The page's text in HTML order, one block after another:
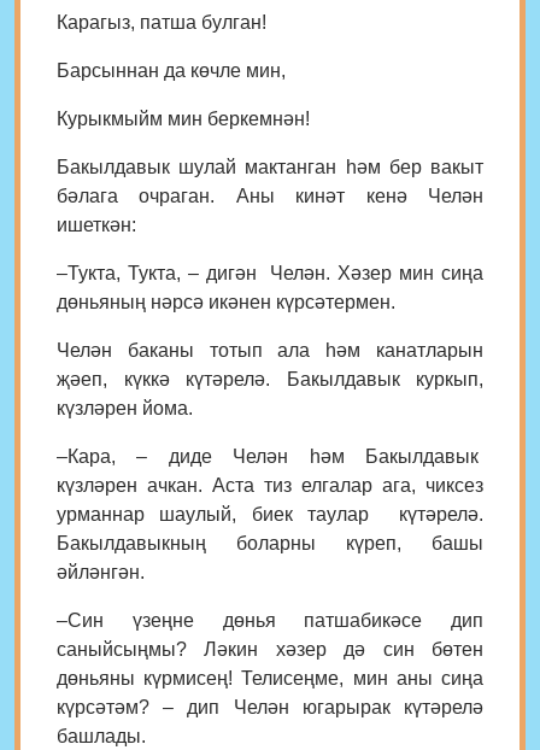
Карагыз, патша булган!
Барсыннан да көчле мин,
Курыкмыйм мин беркемнән!
Бакылдавык шулай мактанган һәм бер вакыт
бәлага очраган. Аны кинәт кенә Челән
ишеткән:
–Тукта, Тукта, – дигән Челән. Хәзер мин сиңа
дөньяның нәрсә икәнен күрсәтермен.
Челән баканы тотып ала һәм канатларын
җәеп, күккә күтәрелә. Бакылдавык куркып,
күзләрен йома.
–Кара, – диде Челән һәм Бакылдавык
күзләрен ачкан. Аста тиз елгалар ага, чиксез
урманнар шаулый, биек таулар күтәрелә.
Бакылдавыкның боларны күреп, башы
әйләнгән.
–Син үзеңне дөнья патшабикәсе дип
саныйсыңмы? Ләкин хәзер дә син бөтен
дөньяны күрмисең! Телисеңме, мин аны сиңа
күрсәтәм? – дип Челән югарырак күтәрелә
башлады.